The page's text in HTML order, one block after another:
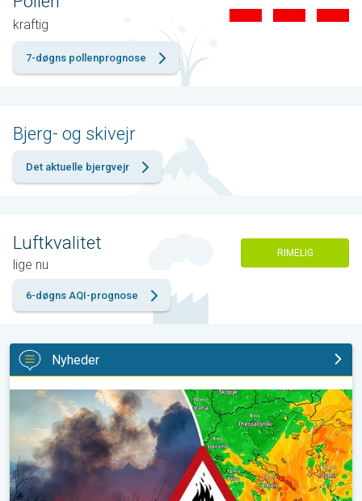
kraftig
7-døgns pollenprognose
Bjerg- og skivejr
Det aktuelle bjergvejr
Luftkvalitet
lige nu
RIMELIG
6-døgns AQI-prognose
Nyheder
Skovbrande hærger også i Sydøsteuropa. Hed varme og